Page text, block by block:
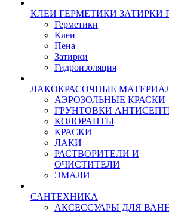
КЛЕИ ГЕРМЕТИКИ ЗАТИРКИ
Герметики
Клеи
Пена
Затирки
Гидроизоляция
ЛАКОКРАСОЧНЫЕ
АЭРОЗОЛЬНЫЕ КРАСКИ
ГРУНТОВКИ
КОЛОРАНТЫ
КРАСКИ
ЛАКИ
РАСТВОРИТЕЛИ И
ОЧИСТИТЕЛИ
ЭМАЛИ
САНТЕХНИКА
АКСЕССУАРЫ ДЛЯ